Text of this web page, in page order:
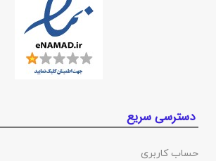
دسترسی سریع
حساب کاربری